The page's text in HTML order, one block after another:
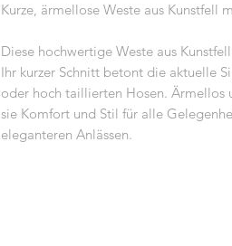
Kurze, ärmellose Weste aus Kunstfell
Diese hochwertige Weste aus
Ihr kurzer Schnitt betont die aktuelle
oder hoch taillierten Hosen.
sie Komfort und Stil für alle
eleganteren Anlässen.